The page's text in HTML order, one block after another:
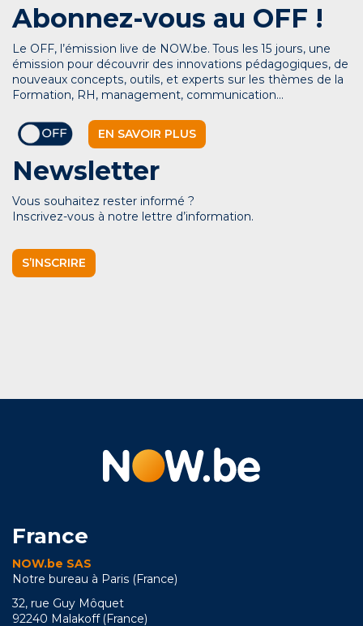
Abonnez-vous au OFF !
Le OFF, l’émission live de NOW.be. Tous les 15 jours, une
émission pour découvrir des innovations pédagogiques, de
nouveaux concepts, outils, et experts sur les thèmes de la
Formation, RH, management, communication…
EN SAVOIR PLUS
Newsletter
Vous souhaitez rester informé ?
Inscrivez-vous à notre lettre d’information.
S’INSCRIRE
France
NOW.be SAS
Notre bureau à Paris (France)
32, rue Guy Môquet
92240 Malakoff (France)